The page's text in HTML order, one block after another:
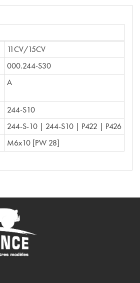
11CV/15CV
000.244-S30
A
244-S10
244-S-10 | 244-S10 | P422 | P426
M6x10 [PW 28]